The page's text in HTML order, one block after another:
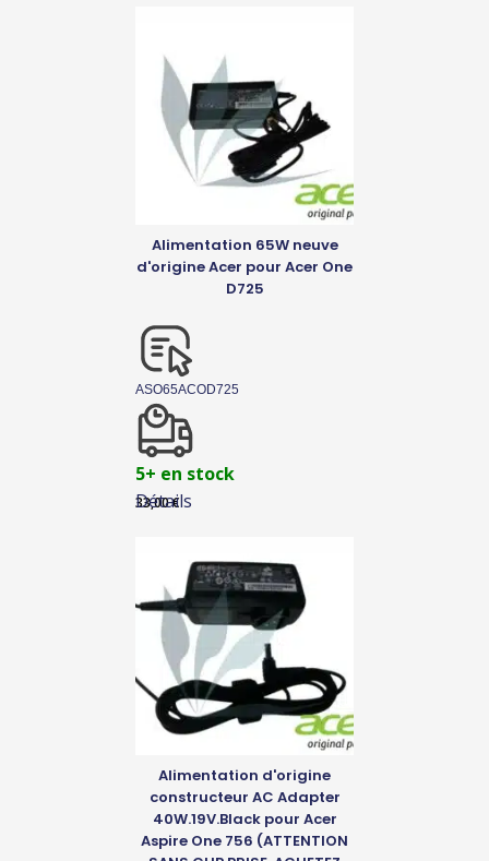
Détails
Alimentation 65W neuve
d'origine Acer pour Acer One
D725
ASO65ACOD725
5+ en stock
33,00€
Alimentation d'origine
constructeur AC Adapter
40W.19V.Black pour Acer
Aspire One 756 (ATTENTION